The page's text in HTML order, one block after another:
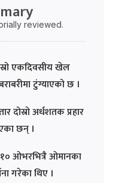
reviewed.
एकदिवसीय खेल
टुंग्याएको छ ।
दोस्रो अर्धशतक प्रहार
छन् ।
ओभरभित्रै ओमानका
गरेका थिए ।